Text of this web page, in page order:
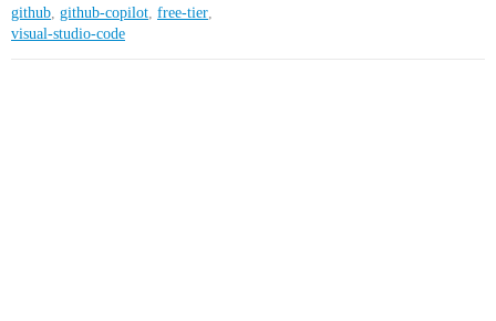
github, github-copilot, free-tier,
visual-studio-code